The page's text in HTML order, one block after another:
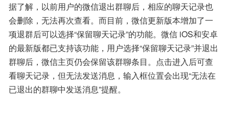
据了解，以前用户的微信退出群聊后，相应的聊天记录也
会删除，无法再次查看。而目前，微信更新版本增加了一
项退群后可以选择“保留聊天记录”的功能。微信 iOS和安卓
的最新版都已支持该功能，用户选择“保留聊天记录”并退出
群聊后，微信主页仍会保留该群聊条目。点击进入后可查
看聊天记录，但无法发送消息，输入框位置会出现“无法在
已退出的群聊中发送消息”提醒。